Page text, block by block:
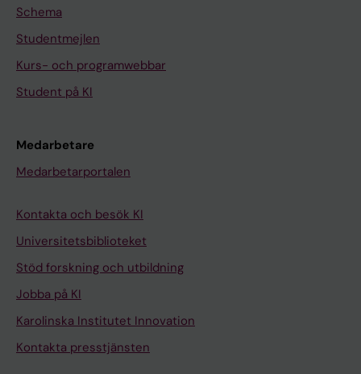
Schema
Studentmejlen
Kurs- och programwebbar
Student på KI
Medarbetare
Medarbetarportalen
Kontakta och besök KI
Universitetsbiblioteket
Stöd forskning och utbildning
Jobba på KI
Karolinska Institutet Innovation
Kontakta presstjänsten